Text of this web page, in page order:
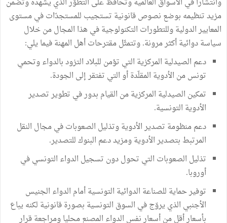
مزيد تنظيمه بوضع نصوص قانونية تستجيب للمستجدّات في مستوى
المعايير الدولية وللتطورات التكنولوجية في هذا المجال من خلال
سياسة دوائية أكثر مرونة. وتتمثّل مقترحات أهل المهنة فيما يلي:
دعم الصيدلية المركزية التي تؤمن للبلاد التزود بالدواء وتحمي
تونس من الأدوية المقلّدة أو التي تفتقر إلى الجودة.
تمكين الصيدلية المركزية من القيام بدور في تطوير تصدير
الأدوية التونسية.
دعم منظومة تصدير الأدوية وتذليل الصعوبات في مجال النقل
المرتبط بتصدير الأدوية ومزيد دعم البنوك للتصدير.
تذليل الصعوبات التي تحول دون تسجيل الدواء التونسي في
أوروبا.
توفير حماية للصناعة الدوائية التونسية أمام الدواء الجنيس
الأجنبي الذي يروّج في السوق التونسية بصورة قانونية لكنه يباع
بأسعار أقل من أسعار نفس الدواء المصنع محليا ومراجعة قرار